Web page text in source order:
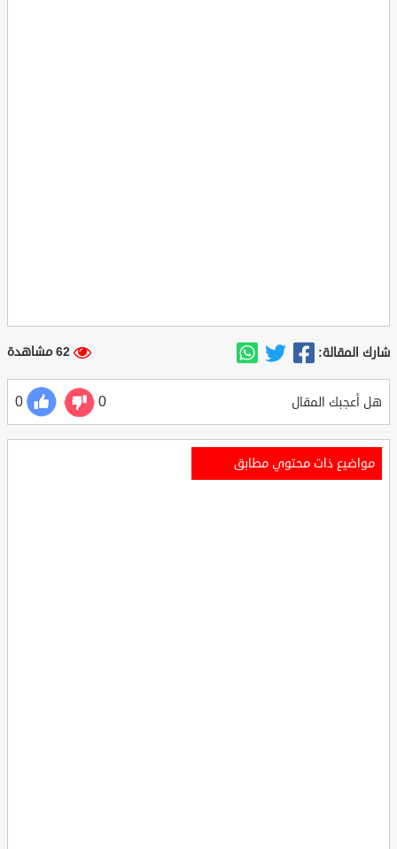
شارك المقالة: 62 مشاهدة
هل أعجبك المقال 0
0
مواضيع ذات محتوي مطابق